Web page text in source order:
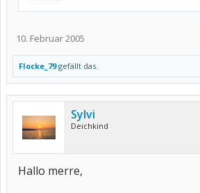
10. Februar 2005
Flocke_79gefällt das.
Sylvi
Deichkind
Hallo merre,